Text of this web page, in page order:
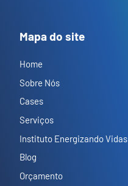
Mapa do site
Home
Sobre Nós
Cases
Serviços
Instituto Energizando Vidas
Blog
Orçamento